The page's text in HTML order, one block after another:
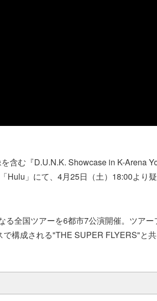
含む『D.U.N.K. Showcase in K-Arena
Hulu」にて、4月25日（土）18:00より
る全国ツアーを6都市7公演開催。ツアー
構成される"THE SUPER FLYERS"と